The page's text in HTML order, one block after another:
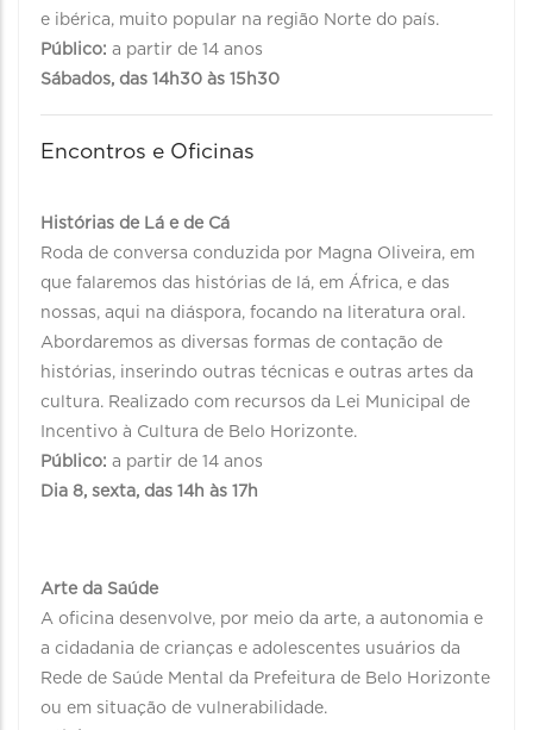
e ibérica, muito popular na região Norte do país.
Público: a partir de 14 anos
Sábados, das 14h30 às 15h30
Encontros e Oficinas
Histórias de Lá e de Cá
Roda de conversa conduzida por Magna Oliveira, em
que falaremos das histórias de lá, em África, e das
nossas, aqui na diáspora, focando na literatura oral.
Abordaremos as diversas formas de contação de
histórias, inserindo outras técnicas e outras artes da
cultura. Realizado com recursos da Lei Municipal de
Incentivo à Cultura de Belo Horizonte.
Público: a partir de 14 anos
Dia 8, sexta, das 14h às 17h
Arte da Saúde
A oficina desenvolve, por meio da arte, a autonomia e
a cidadania de crianças e adolescentes usuários da
Rede de Saúde Mental da Prefeitura de Belo Horizonte
ou em situação de vulnerabilidade.